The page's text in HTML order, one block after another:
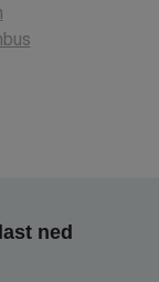
ned